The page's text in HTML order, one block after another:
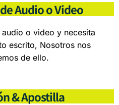
Audio o Video
o video y necesita
escrito, Nosotros nos
de ello.
& Apostilla